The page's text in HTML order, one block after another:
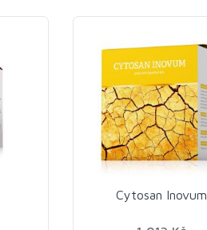
Cytosan Inovum